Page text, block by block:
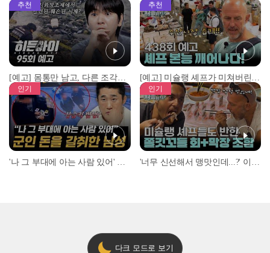
추천
[예고] 몸통만 남고, 다른 조각은 어디에..? 시화호에서 드러난 충격적인 토막 살인사건!
추천
[예고] 미슐랭 셰프가 미쳐버린 이유! 본능이 깨어난 사건은?
인기 인기
다크 모드로 보기